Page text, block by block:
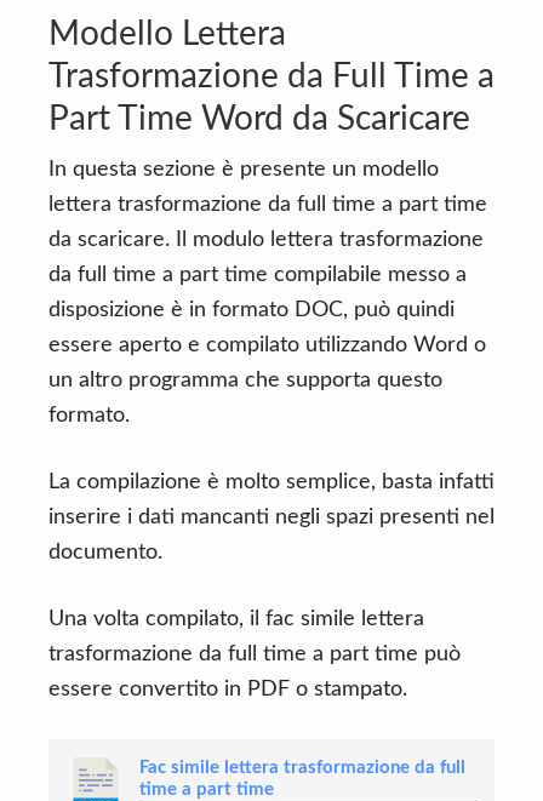
Modello Lettera
Trasformazione da Full Time a
Part Time Word da Scaricare
In questa sezione è presente un modello
lettera trasformazione da full time a part time
da scaricare. Il modulo lettera trasformazione
da full time a part time compilabile messo a
disposizione è in formato DOC, può quindi
essere aperto e compilato utilizzando Word o
un altro programma che supporta questo
formato.
La compilazione è molto semplice, basta infatti
inserire i dati mancanti negli spazi presenti nel
documento.
Una volta compilato, il fac simile lettera
trasformazione da full time a part time può
essere convertito in PDF o stampato.
Fac simile lettera trasformazione da full
time a part time